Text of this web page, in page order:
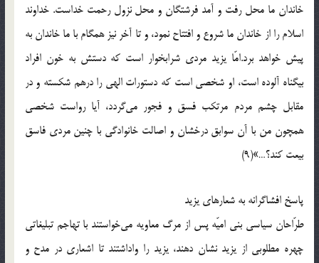
خاندان ما محل رفت و آمد فرشتگان و محل نزول رحمت خداست. خداوند
اسلام را از خاندان ما شروع و افتتاح نمود، و تا آخر نیز همگام با ما خاندان به
پیش خواهد برد.امّا یزید مردی شرابخوار است که دستش به خون افراد
بیگناه آلوده است، او شخصی است که دستورات الهی را درهم شکسته و در
مقابل چشم مردم مرتکب فسق و فجور می‌گردد، آیا رواست شخصی
همچون من با آن سوابق درخشان و اصالت خانوادگی با چنین مردی فاسق
بیعت کند؟…»(9)
پاسخ افشاگرانه به شعارهای یزید
طرّاحان سیاسی بنی امیّه پس از مرگ معاویه می‌خواستند با تهاجم تبلیغاتی
چهره مطلوبی از یزید نشان دهند، یزید را واداشتند تا اشعاری در مدح و